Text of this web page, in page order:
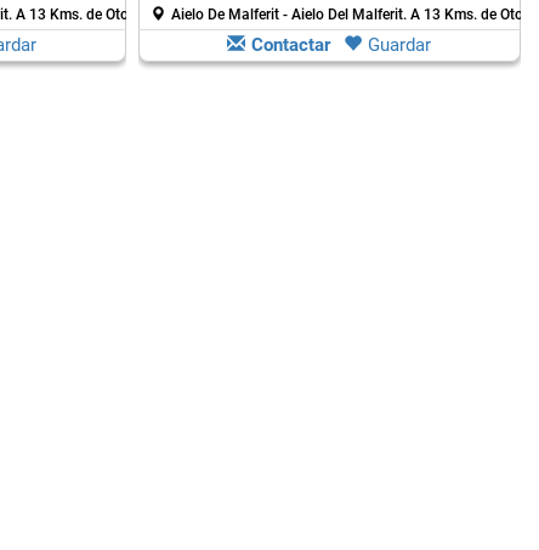
A 13 Kms. de Otos Aielo De Malferit - Aielo Del Malferit. A 13 Kms. de Otos
Contactar Guardar